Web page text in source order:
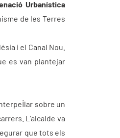
Urbanística
de les Terres
i el Canal Nou.
es van plantejar
sobre un
L’alcalde va
que tots els